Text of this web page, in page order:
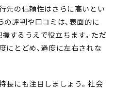
先の信頼性はさらに高いとい
の評判や口コミは、表面的に
するうえで役立ちます。ただ
にとどめ、過度に左右されな
長にも注目 しましょう。社会